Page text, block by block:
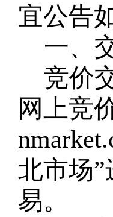
宜公告
一、
竞价
网上竞
北市场”
易。